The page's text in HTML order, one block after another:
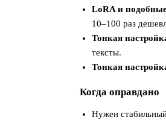
LoRA и
10–100 раз
Тонкая
тексты.
Тонкая
Когда оправдано
Нужен